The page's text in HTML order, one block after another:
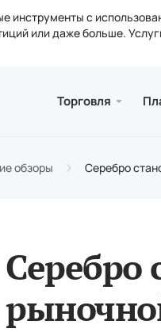
инструменты с
или даже больше.
Торговля
Условия
Торговые
Десктоп и веб версия
MetaTrader 5
Аналитика
Процентные
О компании
Контакты
обзоры Серебро
Серебро